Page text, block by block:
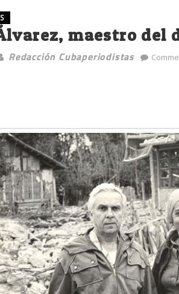
maestro del
Redacción Cubaperiodistas